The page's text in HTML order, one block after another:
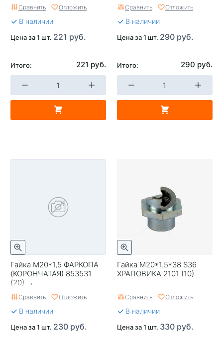
Сравнить Отложить
В наличии
Цена за 1 шт. 221 руб.
Итого: 221 руб.
Сравнить Отложить
В наличии
Цена за 1 шт. 290 руб.
Итого: 290 руб.
Гайка М20*1,5 ФАРКОПА
(КОРОНЧАТАЯ) 853531
(20) →
Сравнить Отложить
В наличии
Цена за 1 шт. 230 руб.
Гайка М20*1.5*38 S36
ХРАПОВИКА 2101 (10)
Сравнить Отложить
В наличии
Цена за 1 шт. 330 руб.